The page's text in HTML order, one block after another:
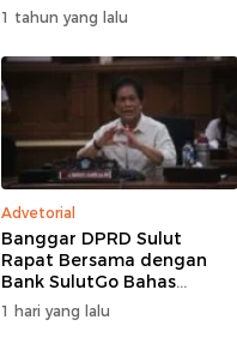
1 tahun yang lalu
Advetorial
Banggar DPRD Sulut
Rapat Bersama dengan
Bank SulutGo Bahas
Rencana Penyertaan
Modal Rp30 Miliar pada
1 hari yang lalu